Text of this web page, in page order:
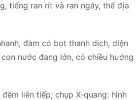
tiếng ran rít và ran ngáy, thể địa
đàm có bọt thanh dịch, diện
nước đang lớn, có chiều hướng
liên tiếp; chụp X-quang: hình